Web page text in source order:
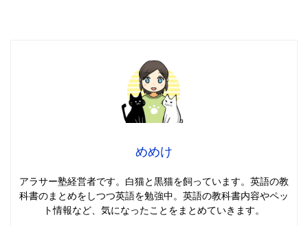
めめけ
アラサー塾経営者です。白猫と黒猫を飼っています。英語の教
科書のまとめをしつつ英語を勉強中。英語の教科書内容やペッ
ト情報など、気になったことをまとめていきます。